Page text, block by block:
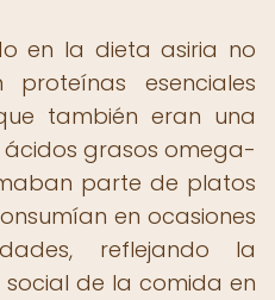
en la dieta asiria no
esenciales
también eran una
ácidos grasos omega-
parte de platos
en ocasiones
reflejando la
de la comida en